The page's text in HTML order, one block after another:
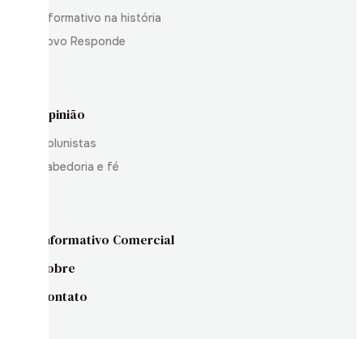
Informativo na história
Povo Responde
Opinião
Colunistas
Sabedoria e fé
Informativo Comercial
Sobre
Contato